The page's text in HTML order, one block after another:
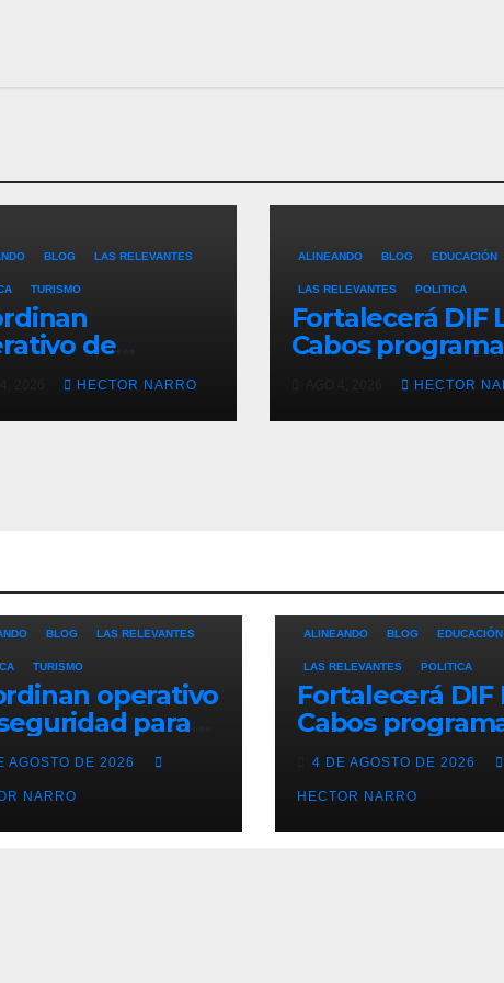
BLOG LAS RELEVANTES
TURISMO
de
para
y
con
HECTOR NARRO
ALINEANDO BLOG EDUCACIÓN
LAS RELEVANTES POLITICA
Fortalecerá DIF
Cabos programa
Desayunos
Escolares con
donativo de Los
HECTOR
BLOG LAS RELEVANTES
TURISMO
operativo
para
y arrancones
causa en Cabo
Lucas
AGOSTO DE 2026
NARRO
ALINEANDO BLOG EDUCACIÓN
LAS RELEVANTES POLITICA
Fortalecerá DIF
Cabos programa
Desayunos
Escolares con
donativo de Los
Cabos
4 DE AGOSTO DE 2026
HECTOR NARRO